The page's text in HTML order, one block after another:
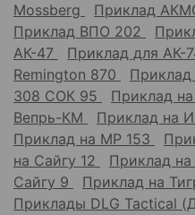
Mossberg
Приклад
Приклад ВПО 202
АК-47
Приклад для АК-
Remington 870
308 СОК 95
Приклад
Вепрь-КМ
Приклад на
Приклад на МР 153
на Сайгу 12
Приклад на
Сайгу 9
Приклад на
Приклады DLG Tactical